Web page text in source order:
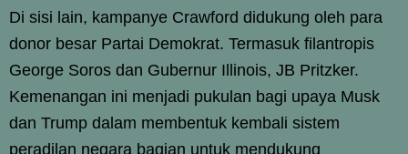
Di sisi lain, kampanye Crawford didukung oleh para
donor besar Partai Demokrat. Termasuk filantropis
George Soros dan Gubernur Illinois, JB Pritzker.
Kemenangan ini menjadi pukulan bagi upaya Musk
dan Trump dalam membentuk kembali sistem
peradilan negara bagian untuk mendukung